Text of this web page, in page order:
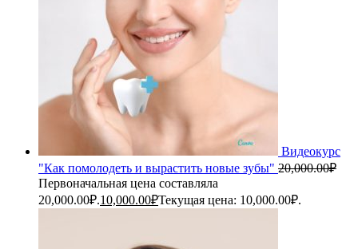
Видеокурс
"Как помолодеть и вырастить новые зубы" 20,000.00₽
Первоначальная цена составляла
20,000.00₽.10,000.00₽Текущая цена: 10,000.00₽.